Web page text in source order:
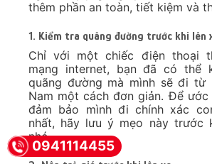
Để phòng tránh các trường hợp
hay có sự tranh chấp về giá cả
vụ, chúng tôi luôn cung cấp
0941114455